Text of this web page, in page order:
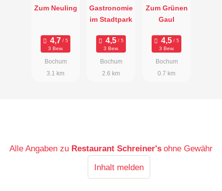
Zum Neuling
3 Bew.
Bochum
3.1 km
Gastronomie
im Stadtpark
3 Bew.
Bochum
2.6 km
Zum Grünen
Gaul
3 Bew.
Bochum
0.7 km
Alle Angaben zu Restaurant Schreiner's ohne Gewähr
Inhalt melden